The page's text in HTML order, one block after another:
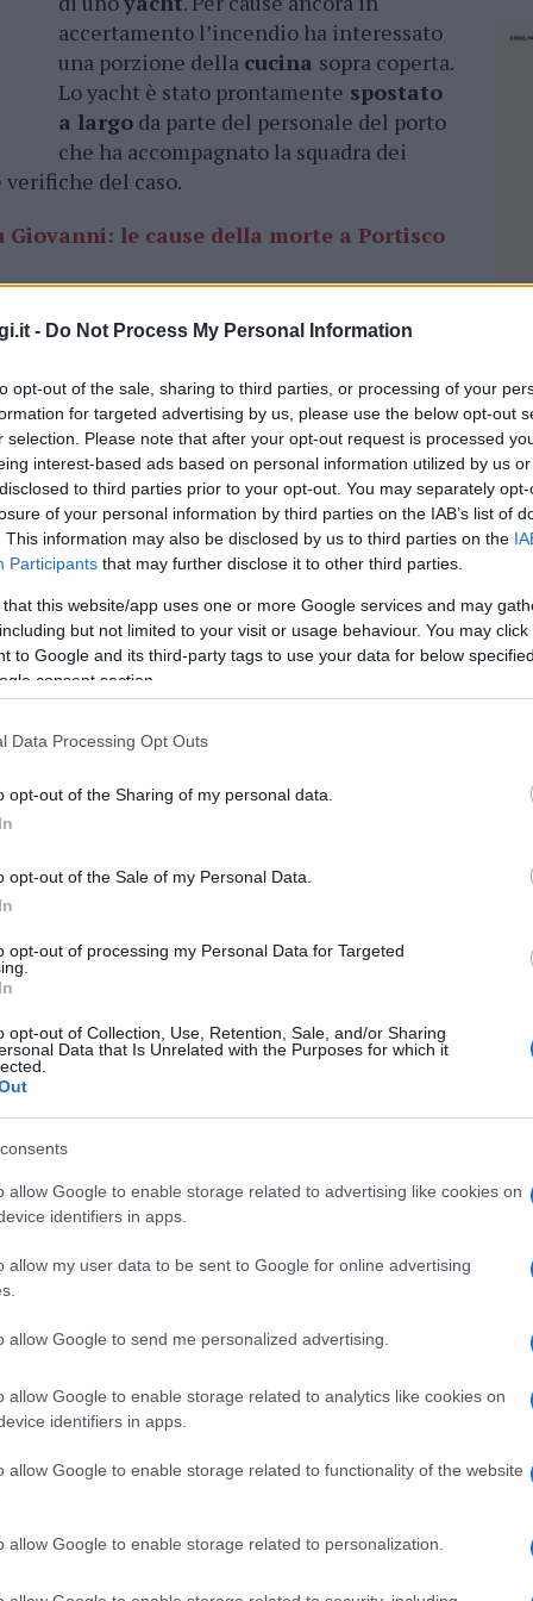
- Do Not Process My Personal Information
opt-out of the sale, sharing to third parties, or processing of your
for targeted advertising by us, please use the below opt-out
selection. Please note that after your opt-out request is processed
interest-based ads based on personal information utilized by us
to third parties prior to your opt-out. You may separately
of your personal information by third parties on the IAB’s list of
This information may also be disclosed by us to third parties on the
Participants that may further disclose it to other third parties.
that this website/app uses one or more Google services and may
but not limited to your visit or usage behaviour. You may
to Google and its third-party tags to use your data for below
consent section.
Data Processing Opt Outs
opt-out of the Sharing of my personal data.
opt-out of the Sale of my Personal Data.
opt-out of processing my Personal Data for Targeted
opt-out of Collection, Use, Retention, Sale, and/or Sharing
Data that Is Unrelated with the Purposes for which it
allow Google to enable storage related to advertising like cookies on
identifiers in apps.
allow my user data to be sent to Google for online advertising
allow Google to send me personalized advertising.
allow Google to enable storage related to analytics like cookies on
identifiers in apps.
allow Google to enable storage related to functionality of the website
allow Google to enable storage related to personalization.
accertamento l’incendio ha interessato
una porzione della cucina sopra coperta.
Lo yacht è stato prontamente spostato
a largo da parte del personale del porto
che ha accompagnato la squadra dei
del caso.
Giovanni: le cause della morte a Portisco
quando fiamme e fumo sono stati notati
sul ponte superiore di una delle
precise sono ancora oggetto di
è un cortocircuito o un
efficienza. Non appena l’equipaggio e il
dell’accaduto, la priorità è stata
e le persone a bordo. Per evitare che le
yacht ormeggiati, la barca è stata
dei vigili del fuoco di Arzachena, che è
mezzo marittimo messo a disposizione
hanno raggiunto lo yacht e hanno
estintori e attrezzature specifiche,
incendio, che per fortuna non aveva ancora
è risolto senza feriti e senza danni ingenti.
fuoco hanno effettuato un’ispezione
ci fossero focolai residui e per avviare le
volta l’importanza di un’adeguata
nelle situazioni di emergenza in
La tempestività dell’intervento ha evitato
trasformarsi in un disastro ben più grave
nella sezione